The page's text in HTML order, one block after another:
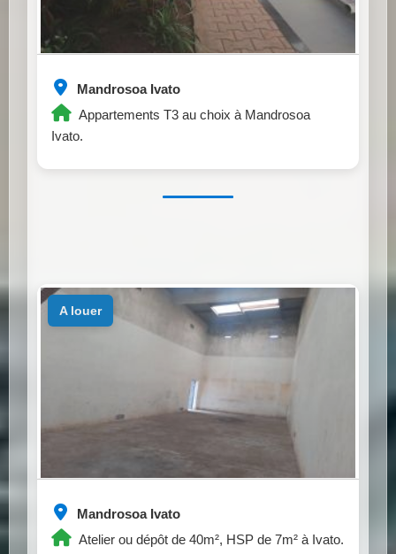
Mandrosoa Ivato
Appartements T3 au choix à Mandrosoa
Ivato.
Mandrosoa Ivato
Atelier ou dépôt de 40m², HSP de 7m² à Ivato.
a louer